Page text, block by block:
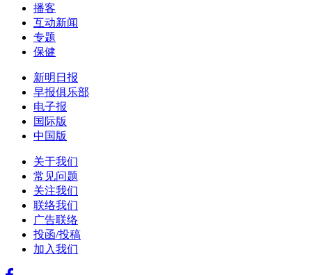
播客
互动新闻
专题
保健
新明日报
早报俱乐部
电子报
国际版
中国版
关于我们
常见问题
关注我们
联络我们
广告联络
投函/投稿
加入我们